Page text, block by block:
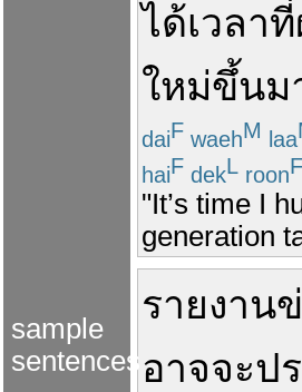
sample
sentences
ได้เวลาที่
ใหม่ขึ้นม
daiF waehM laa
haiF dekL roonF
"It’s time I
generation
รายงาน
อาจจะป